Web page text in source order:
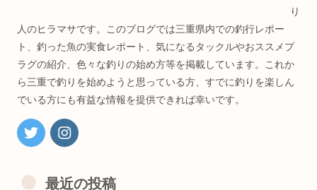
り
人のヒラマサです。このブログでは三重県内での釣行レポー
ト、釣った魚の実食レポート、気になるタックルやおススメプ
ラグの紹介、色々な釣りの始め方等を掲載しています。これか
ら三重で釣りを始めようと思っている方、すでに釣りを楽しん
でいる方にも有益な情報を提供できれば幸いです。
最近の投稿